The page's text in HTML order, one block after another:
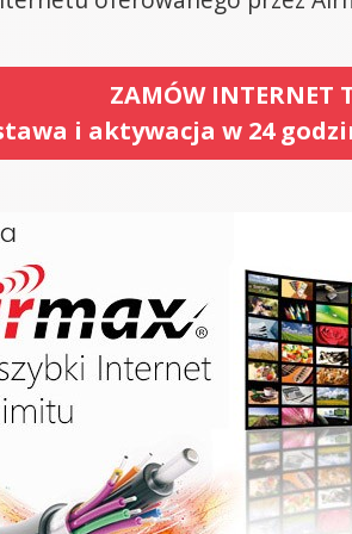
ZAMÓW INTERNET
i aktywacja w 24